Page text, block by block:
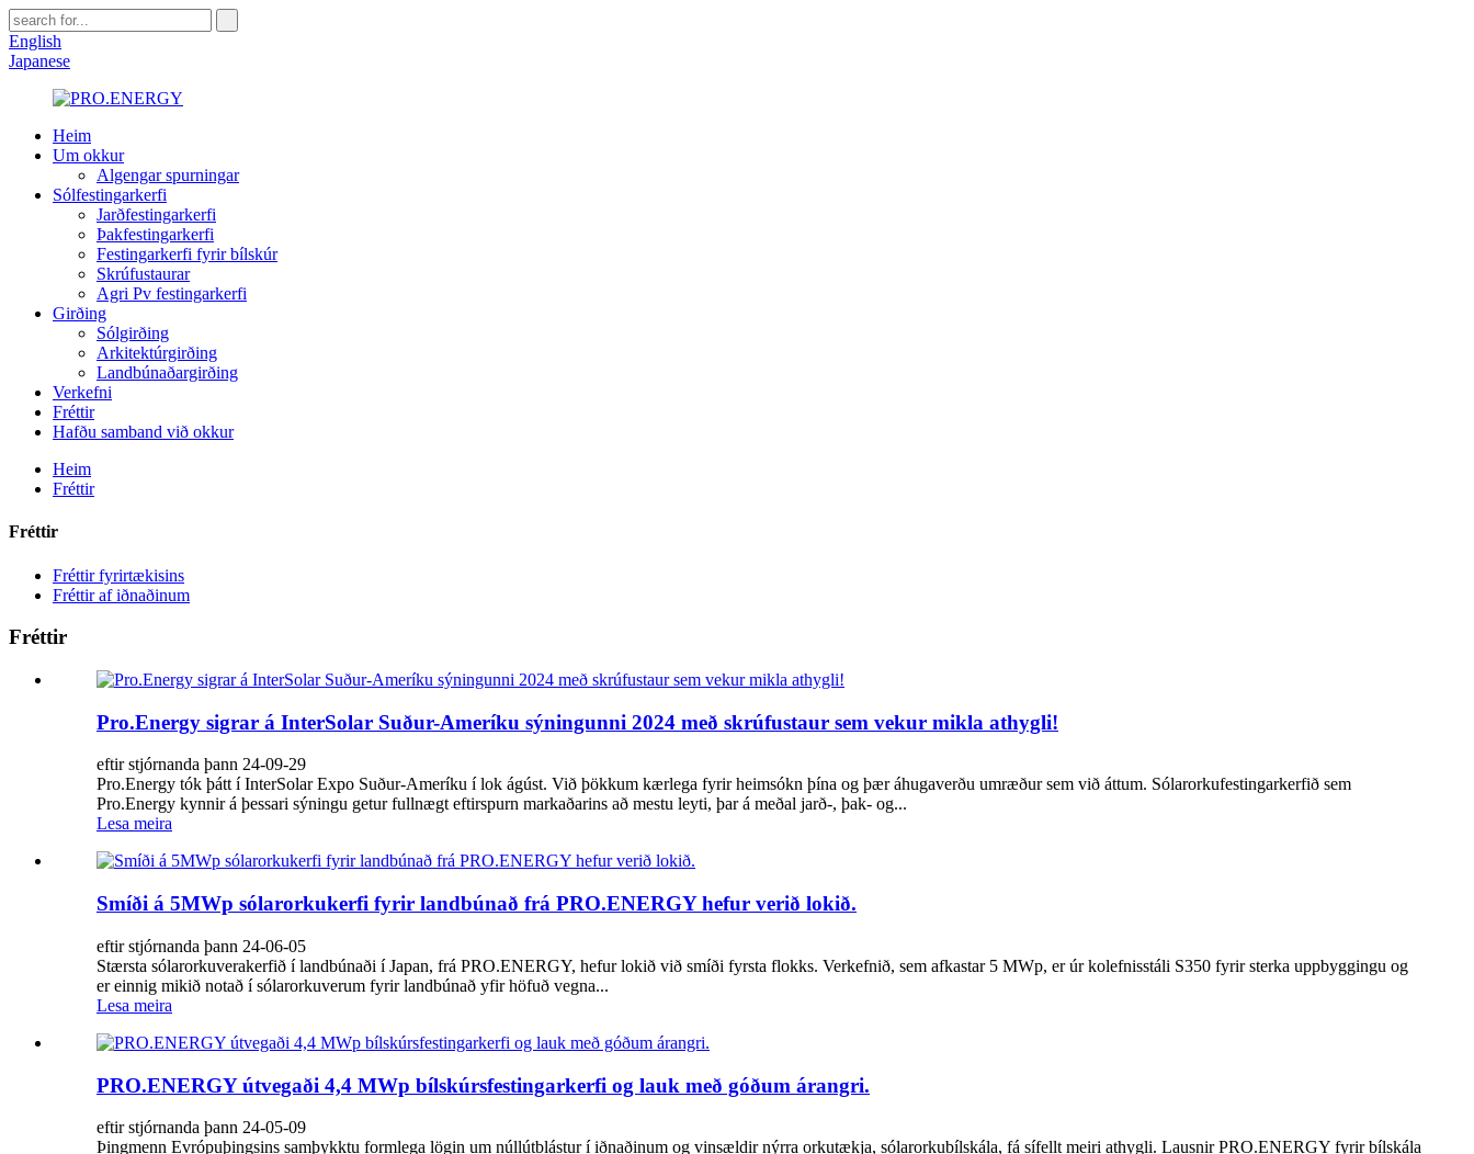
English
Japanese
Heim
Um okkur
Algengar spurningar
Sólfestingarkerfi
Jarðfestingarkerfi
Þakfestingarkerfi
Festingarkerfi fyrir bílskúr
Skrúfustaurar
Agri Pv festingarkerfi
Girðing
Sólgirðing
Arkitektúrgirðing
Landbúnaðargirðing
Verkefni
Fréttir
Hafðu samband við okkur
Heim
Fréttir
Fréttir
Fréttir fyrirtækisins
Fréttir af iðnaðinum
Fréttir
Pro.Energy sigrar á InterSolar Suður-Ameríku sýningunni 2024 með skrúfustaur sem vekur mikla athygli!
eftir stjórnanda þann 24-09-29
Pro.Energy tók þátt í InterSolar Expo Suður-Ameríku í lok ágúst. Við þökkum kærlega fyrir heimsókn þína og þær áhugaverðu umræður sem við áttum. Sólarorkufestingarkerfið sem
Pro.Energy kynnir á þessari sýningu getur fullnægt eftirspurn markaðarins að mestu leyti, þar á meðal jarð-, þak- og...
Lesa meira
Smíði á 5MWp sólarorkukerfi fyrir landbúnað frá PRO.ENERGY hefur verið lokið.
eftir stjórnanda þann 24-06-05
Stærsta sólarorkuverakerfið í landbúnaði í Japan, frá PRO.ENERGY, hefur lokið við smíði fyrsta flokks. Verkefnið, sem afkastar 5 MWp, er úr kolefnisstáli S350 fyrir sterka uppbyggingu og
er einnig mikið notað í sólarorkuverum fyrir landbúnað yfir höfuð vegna...
Lesa meira
PRO.ENERGY útvegaði 4,4 MWp bílskúrsfestingarkerfi og lauk með góðum árangri.
eftir stjórnanda þann 24-05-09
Þingmenn Evrópuþingsins samþykktu formlega lögin um núllútblástur í iðnaðinum og vinsældir nýrra orkutækja, sólarorkubílskála, fá sífellt meiri athygli. Lausnir PRO.ENERGY fyrir bílskála